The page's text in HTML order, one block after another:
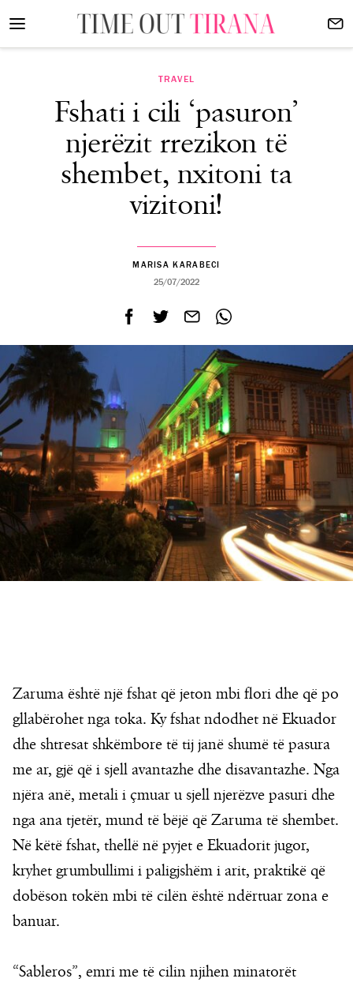
TRAVEL
Fshati i cili ‘pasuron’
njerëzit rrezikon të
shembet, nxitoni ta
vizitoni!
MARISA KARABECI
25/07/2022
Zaruma është një fshat që jeton mbi flori dhe që po
gllabërohet nga toka. Ky fshat ndodhet në Ekuador
dhe shtresat shkëmbore të tij janë shumë të pasura
me ar, gjë që i sjell avantazhe dhe disavantazhe. Nga
njëra anë, metali i çmuar u sjell njerëzve pasuri dhe
nga ana tjetër, mund të bëjë që Zaruma të shembet.
Në këtë fshat, thellë në pyjet e Ekuadorit jugor,
kryhet grumbullimi i paligjshëm i arit, praktikë që
dobëson tokën mbi të cilën është ndërtuar zona e
banuar.
“Sableros”, emri me të cilin njihen minatorët